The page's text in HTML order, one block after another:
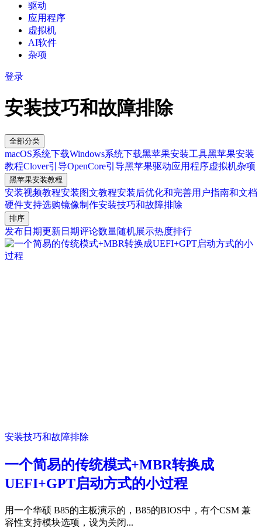
驱动
应用程序
虚拟机
AI软件
杂项
登录
安装技巧和故障排除
全部分类
macOS系统下载Windows系统下载黑苹果安装工具黑苹果安装
教程Clover引导OpenCore引导黑苹果驱动应用程序虚拟机杂项
黑苹果安装教程
安装视频教程安装图文教程安装后优化和完善用户指南和文档
硬件支持选购镜像制作安装技巧和故障排除
排序
发布日期更新日期评论数量随机展示热度排行
安装技巧和故障排除
一个简易的传统模式+MBR转换成
UEFI+GPT启动方式的小过程
用一个华硕 B85的主板演示的，B85的BIOS中，有个CSM 兼
容性支持模块选项，设为关闭...